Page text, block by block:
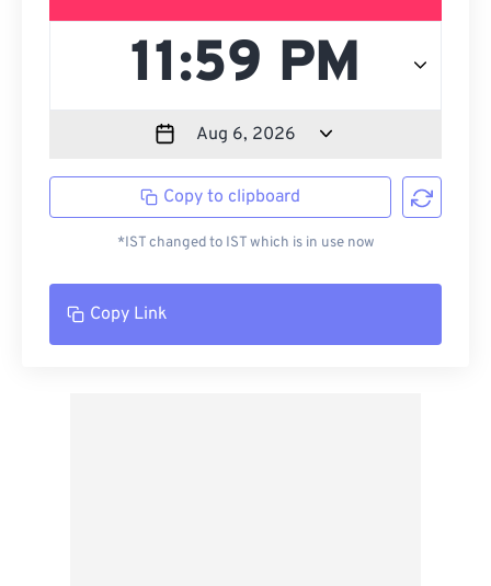
Copy to clipboard
*IST changed to IST which is in use now
Copy Link